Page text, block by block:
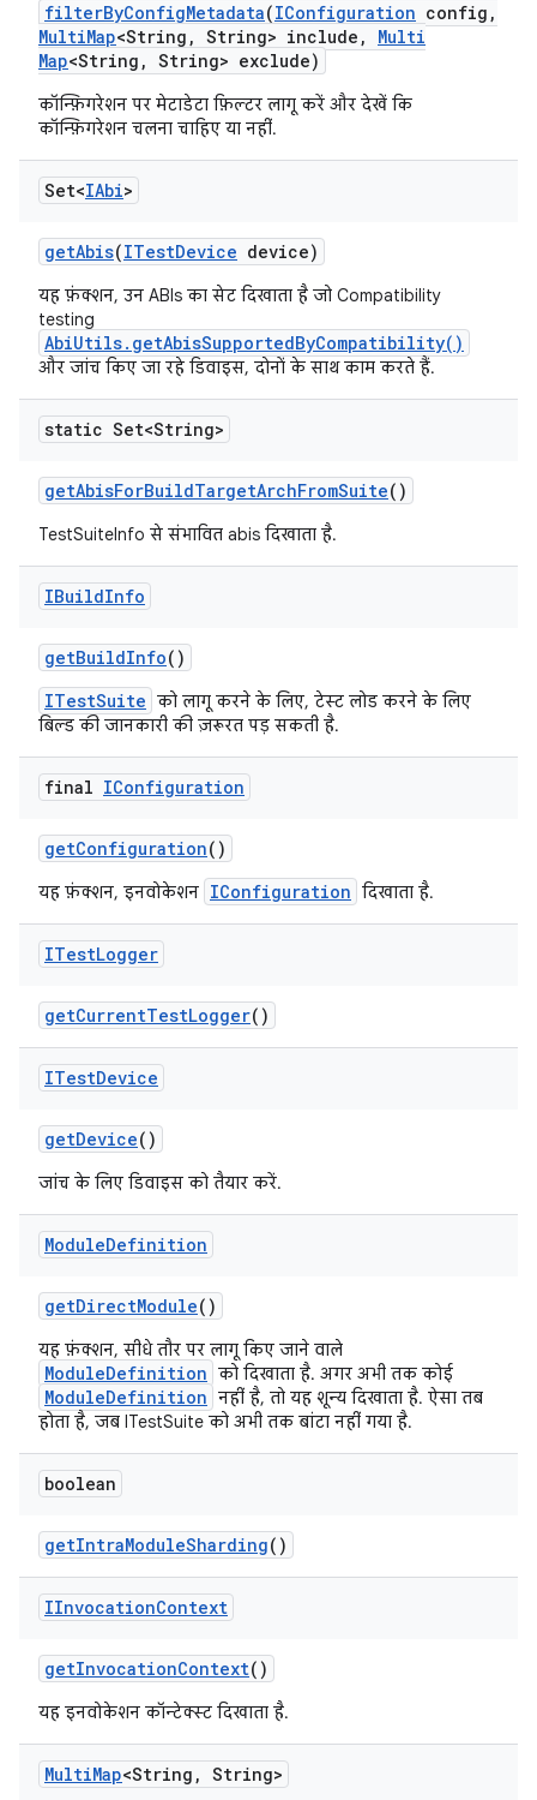
filterByConfigMetadata(IConfiguration config ,
MultiMap<String , String> include ,
Multi
Map<String , String> exclude)
कॉन्फ़िगरेशन पर मेटाडेटा फ़िल्टर लागू करें और देखें कि
कॉन्फ़िगरेशन चलना चाहिए या नहीं.
Set<IAbi>
getAbis(ITestDevice device)
यह फ़ंक्शन, उन ABIs का सेट दिखाता है जो Compatibility
testing
AbiUtils.getAbisSupportedByCompatibility()
और जांच किए जा रहे डिवाइस, दोनों के साथ काम करते हैं.
static Set<String>
getAbisForBuildTargetArchFromSuite()
TestSuiteInfo से संभावित abis दिखाता है.
IBuildInfo
getBuildInfo()
ITestSuite को लागू करने के लिए, टेस्ट लोड करने के लिए
बिल्ड की जानकारी की ज़रूरत पड़ सकती है.
final IConfiguration
getConfiguration()
यह फ़ंक्शन, इनवोकेशन IConfiguration दिखाता है.
ITestLogger
getCurrentTestLogger()
ITestDevice
getDevice()
जांच के लिए डिवाइस को तैयार करें.
ModuleDefinition
getDirectModule()
यह फ़ंक्शन, सीधे तौर पर लागू किए जाने वाले
ModuleDefinition को दिखाता है. अगर अभी तक कोई
ModuleDefinition नहीं है, तो यह शून्य दिखाता है. ऐसा तब
होता है, जब ITestSuite को अभी तक बांटा नहीं गया है.
boolean
getIntraModuleSharding()
IInvocationContext
getInvocationContext()
यह इनवोकेशन कॉन्टेक्स्ट दिखाता है.
MultiMap<String , String>